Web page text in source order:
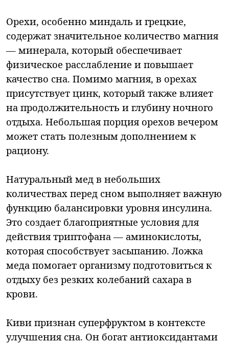
Орехи, особенно миндаль и грецкие,
содержат значительное количество магния
— минерала, который обеспечивает
физическое расслабление и повышает
качество сна. Помимо магния, в орехах
присутствует цинк, который также влияет
на продолжительность и глубину ночного
отдыха. Небольшая порция орехов вечером
может стать полезным дополнением к
рациону.
Натуральный мед в небольших
количествах перед сном выполняет важную
функцию балансировки уровня инсулина.
Это создает благоприятные условия для
действия триптофана — аминокислоты,
которая способствует засыпанию. Ложка
меда помогает организму подготовиться к
отдыху без резких колебаний сахара в
крови.
Киви признан суперфруктом в контексте
улучшения сна. Он богат антиоксидантами